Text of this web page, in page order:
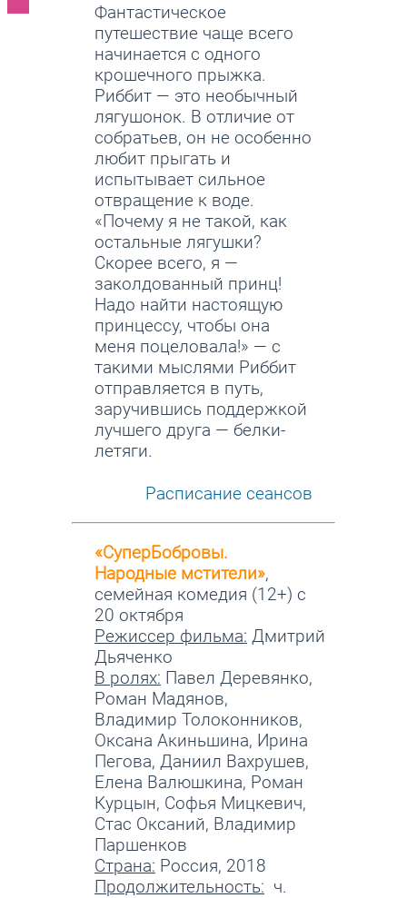
Фантастическое
путешествие чаще всего
начинается с одного
крошечного прыжка.
Риббит — это необычный
лягушонок. В отличие от
собратьев, он не особенно
любит прыгать и
испытывает сильное
отвращение к воде.
«Почему я не такой, как
остальные лягушки?
Скорее всего, я —
заколдованный принц!
Надо найти настоящую
принцессу, чтобы она
меня поцеловала!» — с
такими мыслями Риббит
отправляется в путь,
заручившись поддержкой
лучшего друга — белки-
летяги.
Расписание сеансов
«СуперБобровы.
Народные мстители»,
семейная комедия (12+) с
20 октября
Режиссер фильма: Дмитрий
Дьяченко
В ролях: Павел Деревянко,
Роман Мадянов,
Владимир Толоконников,
Оксана Акиньшина, Ирина
Пегова, Даниил Вахрушев,
Елена Валюшкина, Роман
Курцын, Софья Мицкевич,
Стас Оксаний, Владимир
Паршенков
Страна: Россия, 2018
Продолжительность: ч.